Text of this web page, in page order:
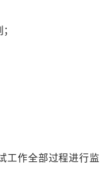
工作全部过程进行监